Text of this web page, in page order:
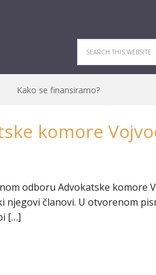
Kako se finansiramo?
komore
odboru Advokatske komore
njegovi članovi. U otvorenom
[…]